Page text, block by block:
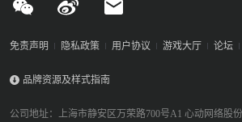
免责声明 隐私政策 用户协议 游戏大厅 论坛
品牌资源及样式指南
公司地址：上海市静安区万荣路700号A1 心动网络股